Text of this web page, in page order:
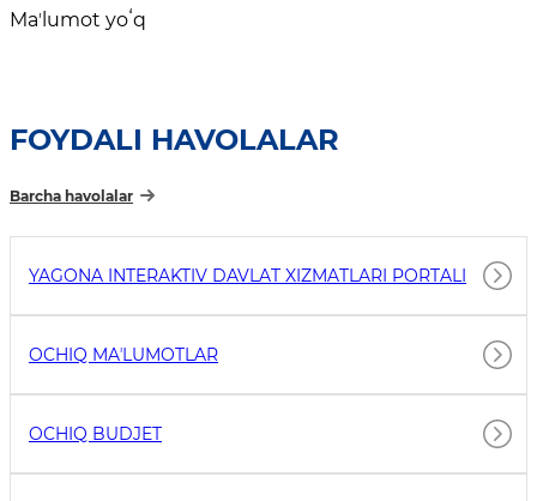
Maʼlumot yoʻq
FOYDALI HAVOLALAR
Barcha havolalar
YAGONA INTERAKTIV DAVLAT XIZMATLARI PORTALI
OCHIQ MAʼLUMOTLAR
OCHIQ BUDJET